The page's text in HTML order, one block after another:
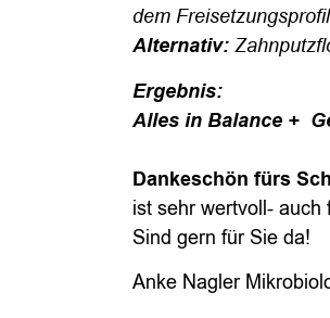
dem
Alternativ:
Ergebnis:
Alles in Balance +
Dankeschön fürs
ist sehr wertvoll- auch
Sind gern für Sie da!
Anke Nagler